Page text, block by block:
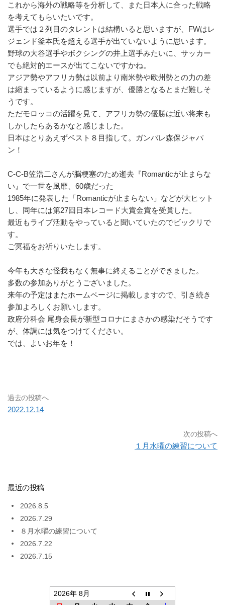
これから海外の戦略等を分析して、また日本人に合った戦略
を考えてもらいたいです。
選手では２列目のタレントは結構いると思いますが、FWはレ
ジェンド釜本氏を超える選手が出ていないように思います。
野球の大谷選手やボクシングの井上選手みたいに、サッカー
でも絶対的エースが出てこないですかね。
アジア勢やアフリカ勢は以前より南米勢や欧州勢との力の差
は縮まっているように感じますが、優勝となるとまだ難しそ
うです。
ただモロッコの活躍を見て、アフリカ勢の優勝は近い将来も
しかしたらあるかなと感じました。
日本はとりあえずベスト８目指して。ガンバレ森保ジャパ
ン！
C-C-B笠浩二さんが脳梗塞のため逝去『Romanticが止まらな
い』で一世を風靡、60歳だった
1985年に発表した「Romanticが止まらない」などが大ヒット
し、同年には第27回日本レコード大賞金賞を受賞した。
最近もライブ活動をやっていると聞いていたのでビックリで
す。
ご冥福をお祈りいたします。
今年も大きな怪我もなく無事に終えることができました。
多数の参加ありがとうございました。
来年の予定はまたホームページに掲載しますので、引き続き
参加よろしくお願いします。
政府分科会 尾身会長が新型コロナにまさかの感染だそうです
が、体調には気をつけてください。
では、よいお年を！
過去の投稿へ
2022.12.14
次の投稿へ
１月水曜の練習について
最近の投稿
2026.8.5
2026.7.29
８月水曜の練習について
2026.7.22
2026.7.15
2026年 8月